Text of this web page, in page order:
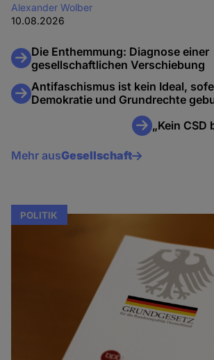
Alexander Wolber
10.08.2026
Die Enthemmung: Diagnose einer
gesellschaftlichen Verschiebung
Antifaschismus ist kein Ideal,
Demokratie und Grundrechte
„Kein CSD
Mehr ausGesellschaft
POLITIK